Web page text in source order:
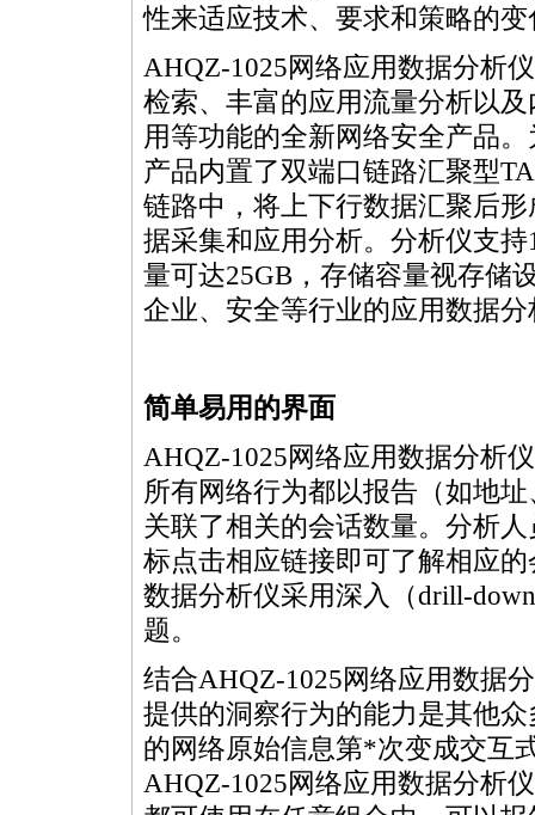
性来适应技术、要求和策略的变
AHQZ-1025网络应用数据分析
检索、丰富的应用流量分析以
用等功能的全新网络安全产品
产品内置了双端口链路汇聚型
链路中，将上下行数据汇聚后
据采集和应用分析。分析仪支
量可达25GB，存储容量视存储
企业、安全等行业的应用数据
简单易用的界面
AHQZ-1025网络应用数据分析
所有网络行为都以报告（如地
关联了相关的会话数量。分析
标点击相应链接即可了解相应
数据分析仪采用深入（drill-
题。
结合AHQZ-1025网络应用数据
提供的洞察行为的能力是其他
的网络原始信息第*次变成交互
AHQZ-1025网络应用数据分析